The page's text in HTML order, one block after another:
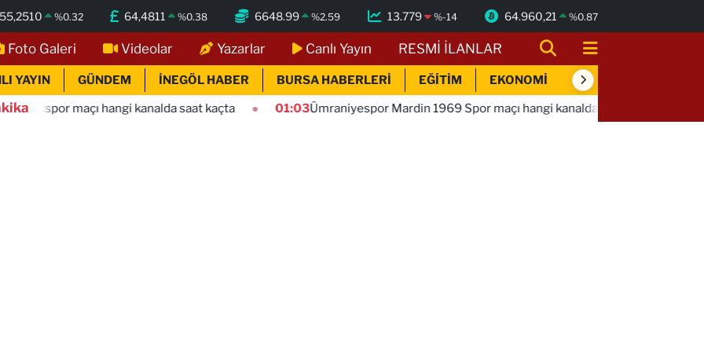
55,2510 %0.32 64,4811 %0.38 6648.99 %2.59 13.779 %-14 64.960,21 %0.87
Foto Galeri Videolar Yazarlar Canlı Yayın RESMİ İLANLAR
YAYIN GÜNDEM İNEGÖL HABER BURSA HABERLERİ EĞİTİM EKONOMİ SİYASET
hangi kanalda saat kaçta 01:03Ümraniyespor Mardin 1969 Spor maçı hangi kanalda saat kaçta!